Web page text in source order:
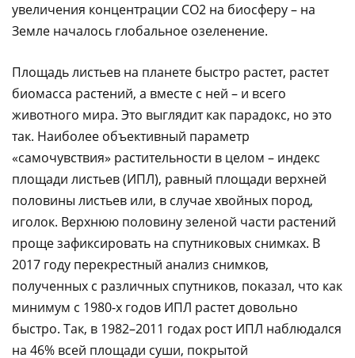
увеличения концентрации CO2 на биосферу – на
Земле началось глобальное озеленение.
Площадь листьев на планете быстро растет, растет
биомасса растений, а вместе с ней – и всего
животного мира. Это выглядит как парадокс, но это
так. Наиболее объективный параметр
«самочувствия» растительности в целом – индекс
площади листьев (ИПЛ), равный площади верхней
половины листьев или, в случае хвойных пород,
иголок. Верхнюю половину зеленой части растений
проще зафиксировать на спутниковых снимках. В
2017 году перекрестный анализ снимков,
полученных с различных спутников, показал, что как
минимум с 1980-х годов ИПЛ растет довольно
быстро. Так, в 1982–2011 годах рост ИПЛ наблюдался
на 46% всей площади суши, покрытой